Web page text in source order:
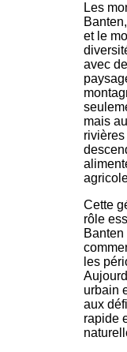
Les
et le
avec
mais
Cette
rôle
les
urbain
aux
rapide